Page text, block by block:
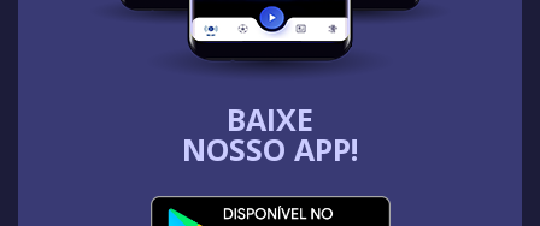
BAIXE
NOSSO APP!